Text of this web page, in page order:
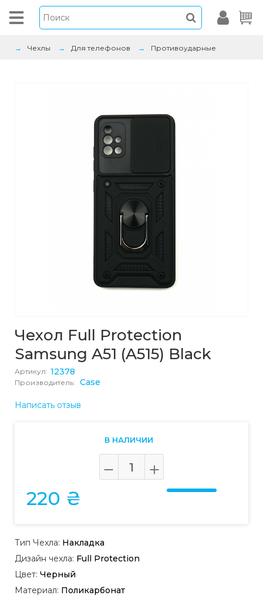
Чехлы Для телефонов Противоударные
Чехол Full Protection
Samsung A51 (A515) Black
Артикул: 12378
Производитель: Case
Написать отзыв
В НАЛИЧИИ
220 ₴
Тип Чехла: Накладка
Дизайн чехла: Full Protection
Цвет: Черный
Материал: Поликарбонат